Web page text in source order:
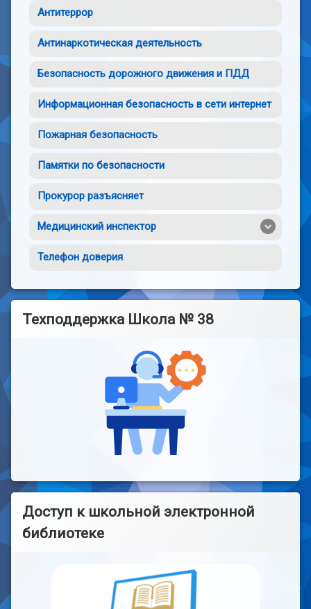
Антитеррор
Антинаркотическая деятельность
Безопасность дорожного движения и ПДД
Информационная безопасность в сети интернет
Пожарная безопасность
Памятки по безопасности
Прокурор разъясняет
Медицинский инспектор
Телефон доверия
Техподдержка Школа № 38
Доступ к школьной электронной
библиотеке